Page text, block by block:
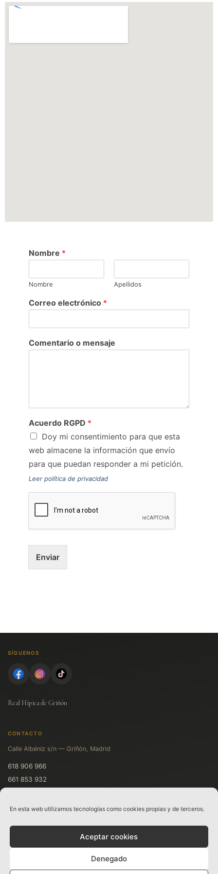
En esta web utilizamos tecnologías como cookies propias y de terceros.
Aceptar cookies
Denegado
Nombre *
Nombre Apellidos
Correo electrónico *
Comentario o mensaje
Acuerdo RGPD *
Doy mi consentimiento para que esta
web almacene la información que envío
para que puedan responder a mi petición.
Leer política de privacidad
Enviar
SÍGUENOS
Real Hípica de Griñón
CONTACTO
Calle Albéniz s/n — Griñón, Madrid
618 906 966
661 853 932